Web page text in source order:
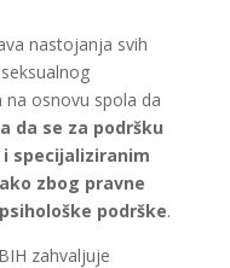
nastojanja svih
osnovu spola da
da se za podršku
specijaliziranim
zbog pravne
podrške.
zahvaljuje